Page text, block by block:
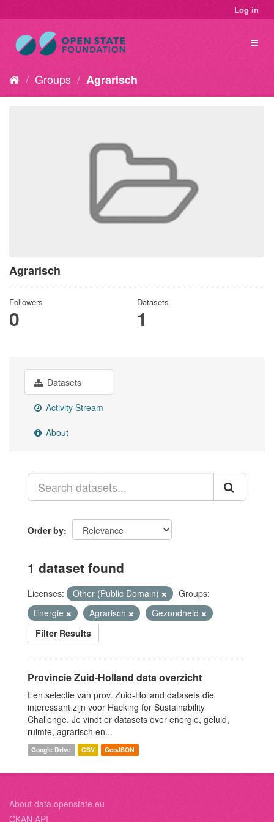
Log in
Groups Agrarisch
Agrarisch
Followers
0
Datasets
1
Datasets
Activity Stream
About
Order by
1 dataset found
Licenses: Other (Public Domain)
Groups:
Energie
Agrarisch
Gezondheid
Filter Results
Provincie Zuid-Holland data overzicht
Een selectie van prov. Zuid-Holland datasets die
interessant zijn voor Hacking for Sustainability
Challenge. Je vindt er datasets over energie, geluid,
ruimte, agrarisch en...
Google Drive CSV GeoJSON
About data.openstate.eu
CKAN API